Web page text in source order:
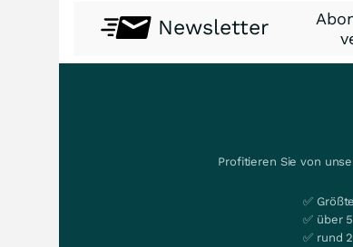
Newsletter
Profitieren Sie von
✅
✅ über
✅ rund